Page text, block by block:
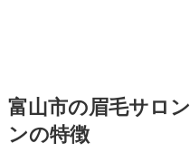
富山市の眉毛サロ
ンの特徴